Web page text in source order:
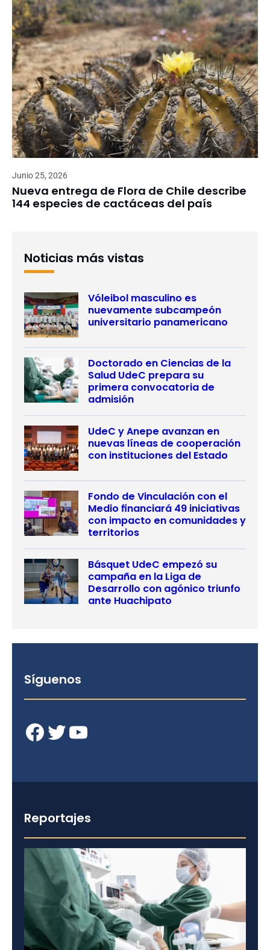
Junio 25, 2026
Nueva entrega de Flora de Chile describe
144 especies de cactáceas del país
Noticias más vistas
Vóleibol masculino es
nuevamente subcampeón
universitario panamericano
Doctorado en Ciencias de la
Salud UdeC prepara su
primera convocatoria de
admisión
UdeC y Anepe avanzan en
nuevas líneas de cooperación
con instituciones del Estado
Fondo de Vinculación con el
Medio financiará 49 iniciativas
con impacto en comunidades y
territorios
Básquet UdeC empezó su
campaña en la Liga de
Desarrollo con agónico triunfo
ante Huachipato
Síguenos
Facebook Twitter YouTube
Reportajes